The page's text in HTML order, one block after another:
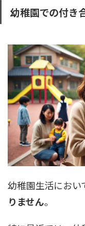
幼稚園での付き
幼稚園生活におい
りません。